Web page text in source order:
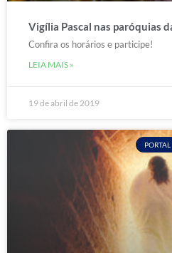
Vigília Pascal nas paróquias
Confira os horários e participe!
LEIA MAIS »
19 de abril de 2019